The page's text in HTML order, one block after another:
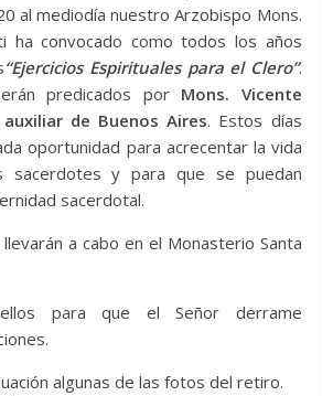
al mediodía nuestro Arzobispo Mons.
ha convocado como todos los años
“Ejercicios Espirituales para el Clero”.
predicados por Mons. Vicente
de Buenos Aires. Estos días
oportunidad para acrecentar la vida
sacerdotes y para que se puedan
sacerdotal.
a cabo en el Monasterio Santa
para que el Señor derrame
algunas de las fotos del retiro.